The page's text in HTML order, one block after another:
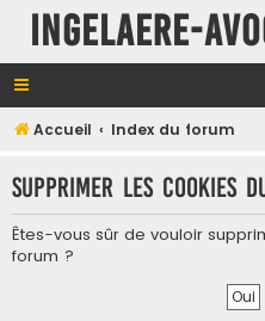
INGELAERE-
Accueil Index du forum
Supprimer les cookies
Êtes-vous sûr de vouloir
forum ?